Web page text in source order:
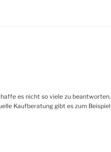
es nicht so viele zu beantworten.
Kaufberatung gibt es zum Beispiel